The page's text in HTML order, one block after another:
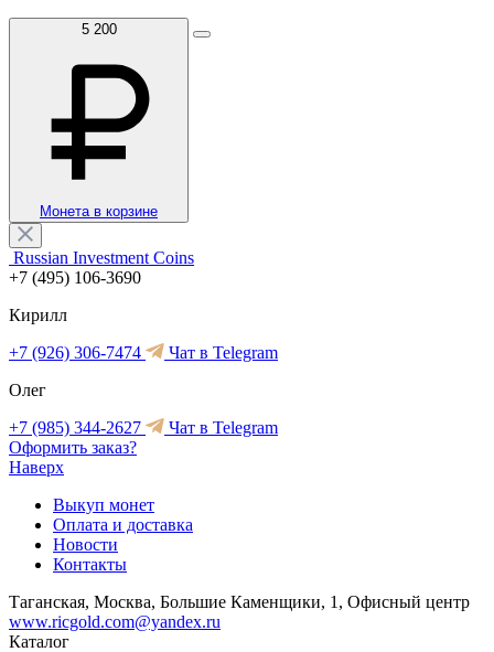
5 200
Монета в корзине
Russian Investment Coins
+7 (495) 106-3690
Кирилл
+7 (926) 306-7474
Чат в Telegram
Олег
+7 (985) 344-2627
Чат в Telegram
Оформить заказ?
Наверх
Выкуп монет
Оплата и доставка
Новости
Контакты
Таганская, Москва, Большие Каменщики, 1, Офисный центр
www.ricgold.com@yandex.ru
Каталог